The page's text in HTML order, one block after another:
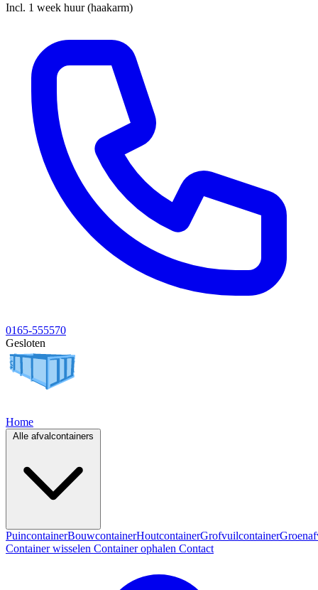
Incl. 1 week huur (haakarm)
0165-555570
Gesloten
Home
PuincontainerBouwcontainerHoutcontainerGrofvuilcontainer
Container wisselen Container ophalen Contact